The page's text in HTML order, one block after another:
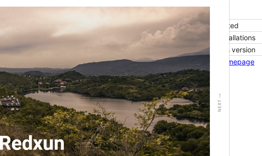
ཐོན་རིམ།
Last updated
Active installations
WordPress version
Theme homepage